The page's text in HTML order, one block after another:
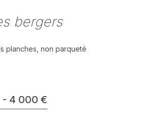
bergers
planches, non parqueté
- 4 000 €